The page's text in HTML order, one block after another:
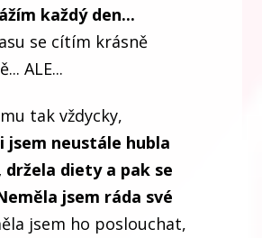
každý den...
se cítím krásně
ALE...
tak vždycky,
jsem neustále hubla
držela diety a pak se
jsem ráda své
jsem ho poslouchat,